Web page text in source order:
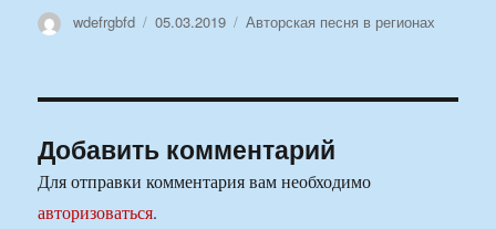
Автор
wdefrgbfd Опубликовано
05.03.2019 Рубрики
Авторская песня в регионах
Добавить комментарий
Для отправки комментария вам необходимо
авторизоваться.